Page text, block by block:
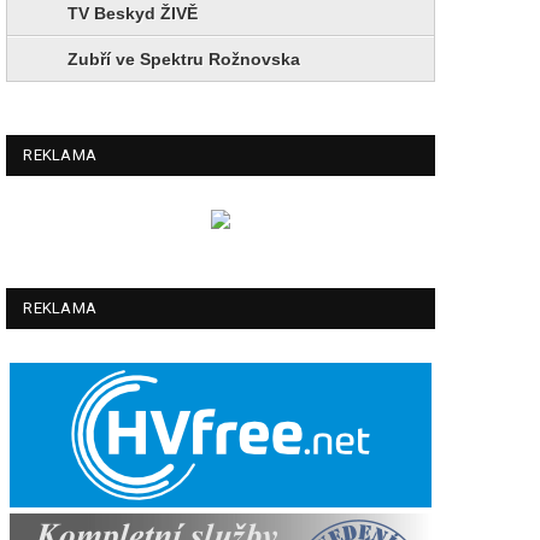
TV Beskyd ŽIVĚ
Zubří ve Spektru Rožnovska
REKLAMA
REKLAMA